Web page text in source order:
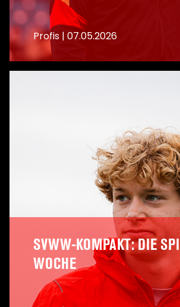
A
Profis | 07.05.2026
SVWW-KOMPAKT: DIE
WOCHE